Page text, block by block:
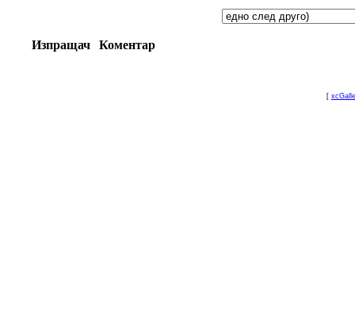
Изпращач Коментар
[